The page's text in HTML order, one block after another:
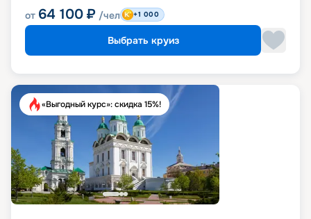
от 64 100 ₽ /чел +1 000
Выбрать круиз
«Выгодный курс»: скидка 15%!